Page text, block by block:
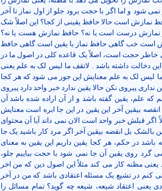
شود و اما اگر با حجت برود جلو از اول نماز تا آخر
نمازش است حالا حافظ یقینی از کجا؟ این اصلاً شک
جلو نمازش درست است یا نه؟ حافظ نمازش هست یا نه؟
است خب گاهی حافظ نماز با یقین است گاهی حافظ
خاطر حجت است، اصلاً یک قاعده کلی در اصول ما در
این دخالت داشته باشد . لاتقف ما لیس لک به علم یعنی
ما لیس لک به علم معنایش این جور می شود که هر کجا
پیروی نکن حالا یقین ندارد خبر واحد دارد پیروی
که علم، یقین گفته باشد و از آن اراده شده باشد آن
بیقین آخر این یقین در این جا ابره است معنایش
قبلش خبر واحد است الان نمی داند آیا آن محتوای
بالشک بل انقضه بیقین آخر اگر مرد کار باشید یک جا
در حکم، هر کجا یقین داریم این یقین به معنای
روی یقین آن جا نمی شود با حجت بیاییم جلو،
مظنه کار می کند مثلاً این اصول دین که من اخر
نمی کنم در تشیع یک مسئله اعتقادی باشد که من در آخر
یعنی اعتقاد شیعه، شیعه چه گوید؟ تمام مسائل را